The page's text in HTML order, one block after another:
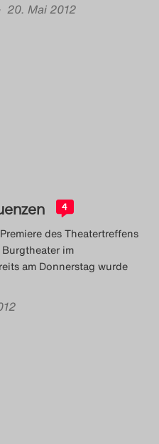
Blog
Blog
20. Mai 2012
4
des Theatertreffens
im
am Donnerstag wurde